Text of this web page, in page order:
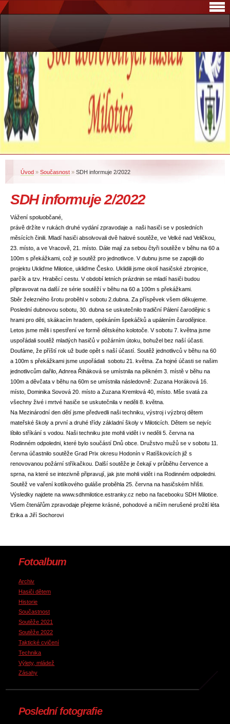
Úvod » Současnost » SDH informuje 2/2022
SDH informuje 2/2022
Vážení spoluobčané,
právě držíte v rukách druhé vydání zpravodaje a naši hasiči se v posledních
měsících činili. Mladí hasiči absolvovali dvě halové soutěže, ve Velké nad Veličkou,
23. místo, a ve Vracově, 21. místo. Dále mají za sebou čtyři soutěže v běhu na 60 a
100m s překážkami, což je soutěž pro jednotlivce. V dubnu jsme se zapojili do
projektu Ukliďme Milotice, ukliďme Česko. Uklidili jsme okolí hasičské zbrojnice,
parčík a tzv. Hraběcí cestu. V období letních prázdnin se mladí hasiči budou
připravovat na další ze série soutěží v běhu na 60 a 100m s překážkami.
Sběr železného šrotu proběhl v sobotu 2.dubna. Za příspěvek všem děkujeme.
Poslední dubnovou sobotu, 30. dubna se uskutečnilo tradiční Pálení čarodějnic s
hrami pro děti, skákacím hradem, opékáním špekáčků a upálením čarodějnice.
Letos jsme měli i spestření ve formě dětského kolotoče. V sobotu 7. května jsme
uspořádali soutěž mladých hasičů v požárním útoku, bohužel bez naší účasti.
Doufáme, že příští rok už bude opět s naší účastí. Soutěž jednotlivců v běhu na 60
a 100m s překážkami jsme uspořádali sobotu 21. května. Za hojné účasti se našim
jednotlivcům dařilo, Adnrea Řiháková se umístnila na pěkném 3. místě v běhu na
100m a děvčata v běhu na 60m se umístnila následovně: Zuzana Horáková 16.
místo, Dominika Sovová 20. místo a Zuzana Kremlová 40, místo. Mše svatá za
všechny živé i mrtvé hasiče se uskutečnila v neděli 8. května.
Na Mezinárodní den dětí jsme předvedli naši techniku, výstroj i výzbroj dětem
mateřské školy a první a druhé třídy základní školy v Miloticích. Dětem se nejvíc
líbilo stříkání s vodou. Naši techniku jste mohli vidět i v neděli 5. června na
Rodinném odpoledni, které bylo součástí Dnů obce. Družstvo mužů se v sobotu 11.
června účastnilo soutěže Grad Prix okresu Hodonín v Ratíškovicích již s
renovovanou požární stříkačkou. Další soutěže je čekají v průběhu července a
sprna, na které se intezivně připravují, jak jste mohli vidět i na Rodinném odpoledni.
Soutěž ve vaření kotlíkového guláše proběhla 25. června na hasičském hřišti.
Výsledky najdete na www.sdhmilotice.estranky.cz nebo na facebooku SDH Milotice.
Všem čtenářům zpravodaje přejeme krásné, pohodové a ničím nerušené prožití léta
Erika a Jiří Sochorovi
Fotoalbum
Archiv
Hasiči dětem
Historie
Součastnost
Soutěže 2021
Soutěže 2022
Taktické cvičení
Technika
Výlety, mládež
Zásahy
Poslední fotografie